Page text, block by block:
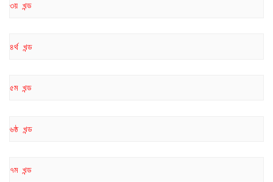
৩য় খন্ড
৪র্থ খন্ড
৫ম খন্ড
৬ষ্ঠ খন্ড
৭ম খন্ড